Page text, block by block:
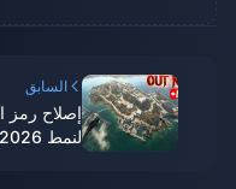
السابق
لنمط Peak Mode 2026